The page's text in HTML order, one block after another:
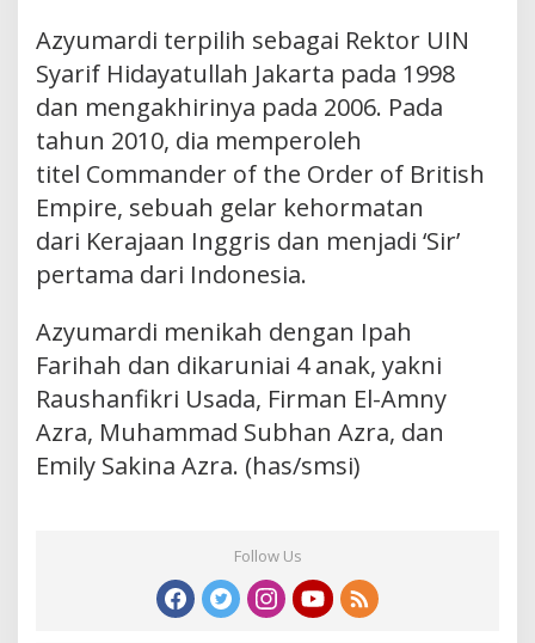
Azyumardi terpilih sebagai Rektor UIN
Syarif Hidayatullah Jakarta pada 1998
dan mengakhirinya pada 2006. Pada
tahun 2010, dia memperoleh
titel Commander of the Order of British
Empire, sebuah gelar kehormatan
dari Kerajaan Inggris dan menjadi ‘Sir’
pertama dari Indonesia.
Azyumardi menikah dengan Ipah
Farihah dan dikaruniai 4 anak, yakni
Raushanfikri Usada, Firman El-Amny
Azra, Muhammad Subhan Azra, dan
Emily Sakina Azra. (has/smsi)
Follow Us